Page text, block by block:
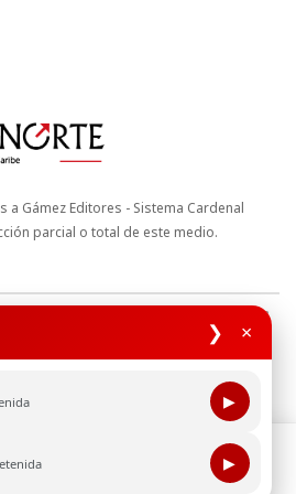
❯ ×
▶
▶
Gámez Editores - Sistema Cardenal
parcial o total de este medio.
Derechos de Autor y Propiedad Intelectual
Política de Tratamiento de Datos
para mejorar tu experiencia de
aceptas nuestra política de uso de